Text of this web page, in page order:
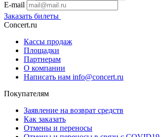
E-mail
Заказать билеты
Concert.ru
Кассы продаж
Площадки
Партнерам
О компании
Написать нам info@concert.ru
Покупателям
Заявление на возврат средств
Как заказать
Отмены и переносы